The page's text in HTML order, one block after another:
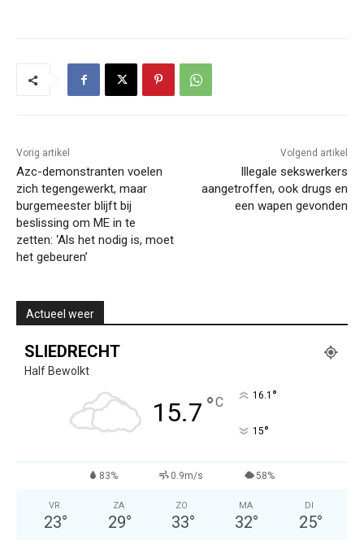
Vorig artikel
Azc-demonstranten voelen
zich tegengewerkt, maar
burgemeester blijft bij
beslissing om ME in te
zetten: ‘Als het nodig is, moet
het gebeuren’
Volgend artikel
Illegale sekswerkers
aangetroffen, ook drugs en
een wapen gevonden
Actueel weer
SLIEDRECHT
Half Bewolkt
15.7 °C 16.1 °
15°
83% 0.9m/s 58%
VR
23°
ZA
29°
ZO
33°
MA
32°
DI
25°